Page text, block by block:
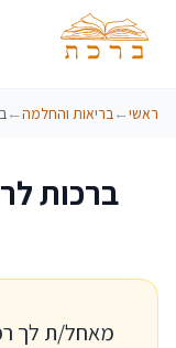
ראשי←בריאות והחלמה←
ברכות
מאחל/ת לך